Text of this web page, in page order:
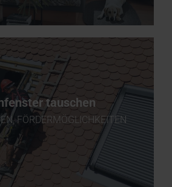
tauschen
FÖRDERMÖGLICHKEITEN